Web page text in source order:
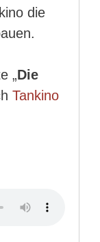
die
„Die
Tankino